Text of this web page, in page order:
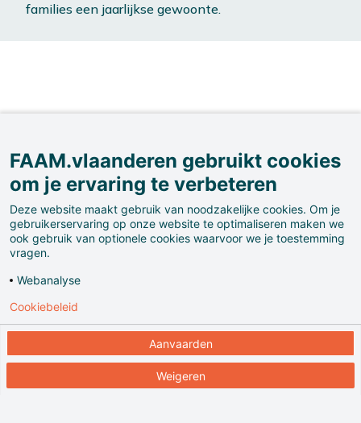
families een jaarlijkse gewoonte.
Maar wat doe je dan, tijdens al die uren op het
strand, of wanneer het wat frisser is? Alvast twee
activiteiten zorgen voor gegarandeerd plezier: met
een 'billenkar' rijden en op het strand een
FAAM.vlaanderen gebruikt cookies
om je ervaring te verbeteren
Deze website maakt gebruik van noodzakelijke cookies. Om je
gebruikerservaring op onze website te optimaliseren maken we
ook gebruik van optionele cookies waarvoor we je toestemming
vragen.
Webanalyse
Aanvaarden
Weigeren
Cookiebeleid